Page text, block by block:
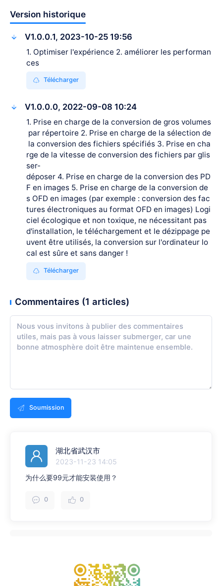
Version historique
V1.0.0.1, 2023-10-25 19:56
1. Optimiser l'expérience 2. améliorer les performan
ces
Télécharger
V1.0.0.0, 2022-09-08 10:24
1. Prise en charge de la conversion de gros volumes
par répertoire 2. Prise en charge de la sélection de
la conversion des fichiers spécifiés 3. Prise en cha
rge de la vitesse de conversion des fichiers par glis
ser-
déposer 4. Prise en charge de la conversion des PD
F en images 5. Prise en charge de la conversion de
s OFD en images (par exemple : conversion des fac
tures électroniques au format OFD en images) Logi
ciel écologique et non toxique, ne nécessitant pas
d'installation, le téléchargement et le dézippage pe
uvent être utilisés, la conversion sur l'ordinateur lo
cal est sûre et sans danger !
Télécharger
Commentaires (1 articles)
Soumission
湖北省武汉市
2023-11-23 14:05
为什么要99元才能安装使用？
0 0